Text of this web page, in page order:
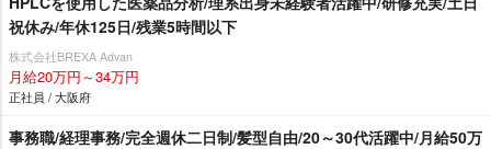
祝休み/年休125日/残業5時間以下
株式会社BREXA Advan
月給20万円～34万円
正社員 / 大阪府
事務職/経理事務/完全週休二日制/髪型自由/20～30代活躍中/月給50万